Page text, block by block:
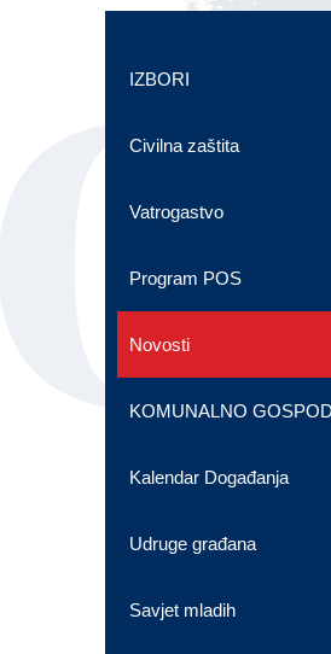
IZBORI
Civilna zaštita
Vatrogastvo
Program POS
Novosti
KOMUNALNO
Kalendar Događanja
Udruge građana
Savjet mladih